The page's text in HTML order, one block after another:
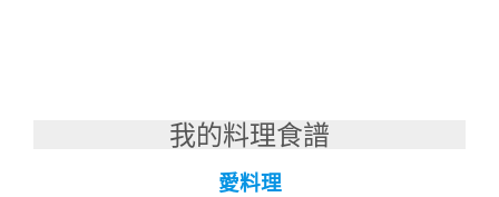
我的料理食譜
愛料理